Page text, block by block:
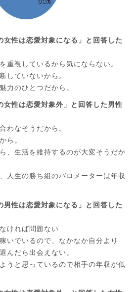
女性は恋愛対象になる」と回答した
重視しているから気にならない。
していないから。
力のひとつだから。
女性は恋愛対象外」と回答した男性
わなそうだから。
ら。
、生活を維持するのが大変そうだか
人生の勝ち組のバロメーターは年収
男性は恋愛対象になる」と回答した
ければ問題ない
いでいるので、なかなか自分より
んだら出会えない。
うと思っているので相手の年収が低